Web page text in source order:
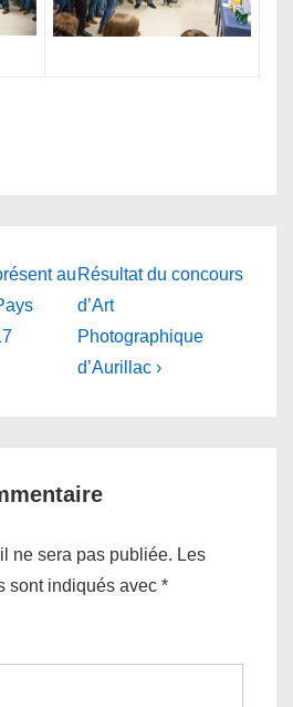
auNext
Post
is
Résultat du concours
d’Art
Photographique
d’Aurillac ›
ne sera pas publiée. Les
sont indiqués avec *